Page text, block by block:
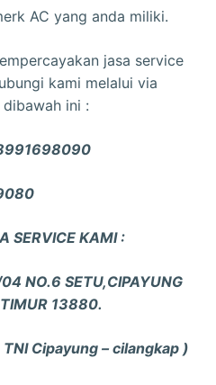
AC yang anda miliki.
jasa service
kami melalui via
ini :
SERVICE KAMI :
NO.6 SETU,CIPAYUNG
13880.
Cipayung – cilangkap )